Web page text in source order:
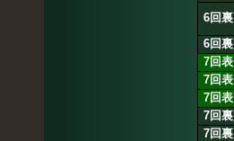
6回裏
6回裏
7回表
7回表
7回表
7回裏
7回裏